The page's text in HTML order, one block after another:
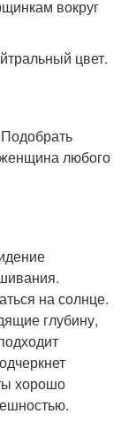
вокруг
цвет.
любого
на солнце.
глубину,
хорошо